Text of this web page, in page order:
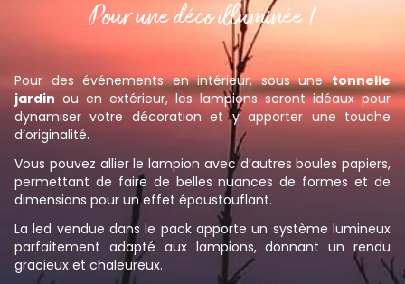
Pour une déco illuminée !
Pour des événements en intérieur, sous unetonnelle
jardin ou en extérieur, les lampions seront idéaux pour
dynamiser votre décoration et y apporter une touche
d’originalité.
Vous pouvez allier le lampion avec d’autres boules papiers,
permettant de faire de belles nuances de formes et de
dimensions pour un effet époustouflant.
La led vendue dans le pack apporte un système lumineux
parfaitement adapté aux lampions, donnant un rendu
gracieux et chaleureux.